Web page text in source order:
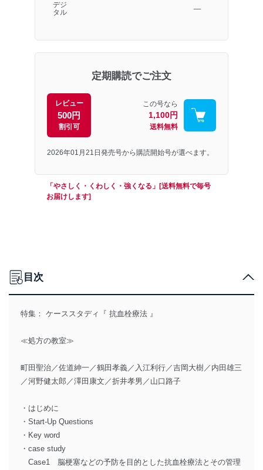
デジ
タル
―
定期購読でご注文
レビュー
500円
割引可
この号なら
1,100円
送料無料
2026年01月21日発売号から購読開始号が選べます。
「やさしく・くわしく・強くなる」[送料無料で毎号
お届けします]
目次
特集： ケーススタディ『 抗血栓療法 』
≪処方の教室≫
町田聖治／佐道紳一／鶴田孝義／入江利行／吉岡大樹／内田雄三
／河野健太郎／澤田康文／折井孝男／山口路子
・はじめに
・Start-Up Questions
・Key word
・case study
Case1 脳梗塞などの予防を目的とした抗血栓療法とその管理